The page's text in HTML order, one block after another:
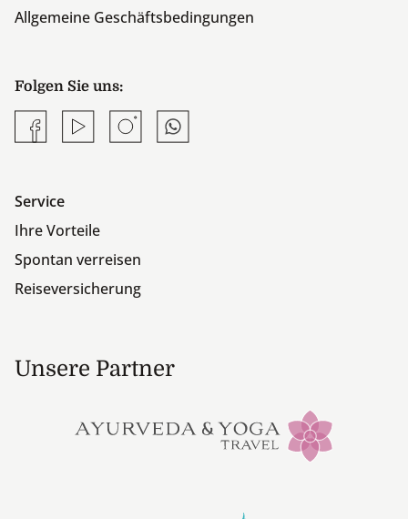
Allgemeine Geschäftsbedingungen
Folgen Sie uns:
FacebookYouTubeInstagramWhatsapp
Service
Ihre Vorteile
Spontan verreisen
Reiseversicherung
Unsere Partner